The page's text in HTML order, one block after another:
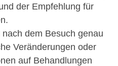
der Empfehlung für
dem Besuch genau
Veränderungen oder
auf Behandlungen